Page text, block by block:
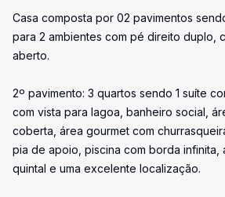
Casa composta por 02 pavimentos
para 2 ambientes com pé direito duplo,
aberto.
2º pavimento: 3 quartos sendo 1 suíte
com vista para lagoa, banheiro social,
coberta, área gourmet com
pia de apoio, piscina com borda infinita,
quintal e uma excelente localização.